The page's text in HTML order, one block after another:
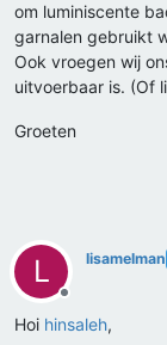
om luminiscente
garnalen gebruikt
Ook vroegen wij
uitvoerbaar is. (Of
Groeten
L
Offline
lisamelman
Hoi hinsaleh,